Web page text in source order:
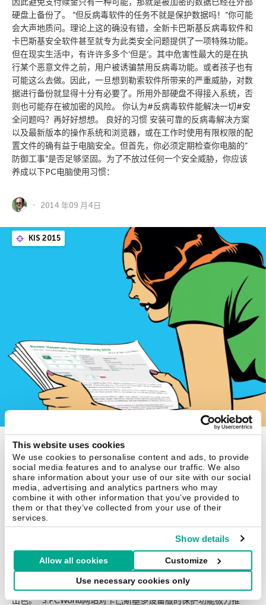
This website uses cookies
We use cookies to personalise content and ads, to provide
social media features and to analyse our traffic. We also
share information about your use of our site with our social
media, advertising and analytics partners who may
combine it with other information that you’ve provided to
them or that they’ve collected from your use of their
services.
Show details
Allow all cookies Customize
Use necessary cookies only
因此避免支付赎金只有一种可能，那就是被加密的数据已经在外部
硬盘上备份了。 “但反病毒软件的任务不就是保护数据吗！”你可能
会大声地质问。理论上这的确没有错，全新卡巴斯基反病毒软件和
卡巴斯基安全软件甚至就专为此类安全问题提供了一项特殊功能。
但在现实生活中，有许许多多个’但是’。其中危害性最大的是在执
行某个恶意文件之前，用户被诱骗禁用反病毒功能。或者孩子也有
可能这么去做。因此，一旦想到勒索软件所带来的严重威胁，对数
据进行备份就显得十分有必要了。所用外部硬盘不得接入系统，否
则也可能存在被加密的风险。 你认为#反病毒软件能解决一切#安
全问题吗？再好好想想。 良好的习惯 安装可靠的反病毒解决方案
以及最新版本的操作系统和浏览器，或在工作时使用有限权限的配
置文件的确有益于电脑安全。但首先，你必须定期检查你电脑的”
防御工事”是否足够坚固。为了不放过任何一个安全威胁，你应该
养成以下PC电脑使用习惯：
2014 年09 月4日
KIS 2015
十大专业网站极力推荐卡巴斯基安全软
件2015
多家安全领域专业网站对全新卡巴斯基安全软件2015极力推荐，
对于新产品的防御能力、易用性以及资源占用少等特点更是赞不绝
口。我们不便评价自己的产品，下面让我们一起来听听安全领域的
十大专业网站是如何评价我们的新产品： 安全领域十大专业网站
对全新卡巴斯基安全软件2015极力推荐 1.7 Tutorials网站表示，
KIS 2015″继续向市场交付最出色的反恶意软件保护功能，其性能
影响对于最新电脑和设备几乎可以忽略不计。” 2.Betanews网站这
样写道：”卡巴斯基安全软件2015在一些重要的安全功能方面更胜
一筹：这是一套精确且可靠的安全产品，在防范恶意软件方面尤其
出色。” 3.PCWorld网站对卡巴斯基多设备版的保护功能极力推